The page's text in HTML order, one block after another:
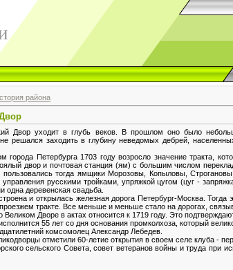
района
Двор уходит в глубь веков. В прошлом оно было
решался заходить в глубину неведомых дебрей,
города Петербурга 1703 году возросло значение тракта,
двор и почтовая станция (ям) с большим числом
тогда ямщики Морозовы, Копыловы,
русскими тройками, упряжкой цугом (цуг -
одна деревенская свадьба.
и открылась железная дорога Петербург-Москва.
проезжем тракте. Все меньше и меньше стало на дорогах,
Дворе в актах относится к 1719 году. Это
55 лет со дня основания промколхоза, который
комсомолец Александр Лебедев.
отметили 60-летие открытия в своем селе клуба -
сельского Совета, совет ветеранов войны и труда